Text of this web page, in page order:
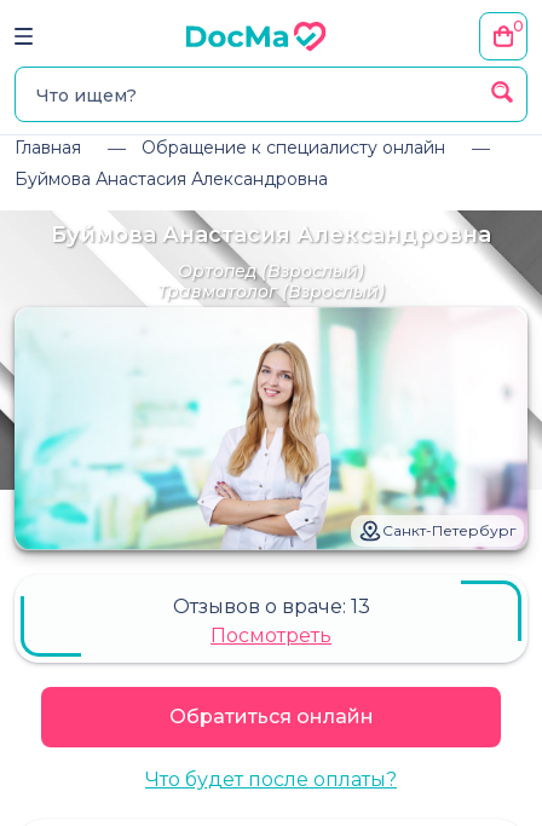
0
Главная
Обращение к специалисту онлайн
Буймова Анастасия Александровна
Буймова Анастасия Александровна
Ортопед(Взрослый)
Травматолог(Взрослый)
Санкт-Петербург
Отзывов о враче: 13
Посмотреть
Обратиться онлайн
Что будет после оплаты?